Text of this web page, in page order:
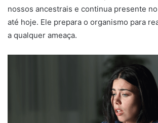
nossos ancestrais e continua presente
até hoje. Ele prepara o organismo para
a qualquer ameaça.